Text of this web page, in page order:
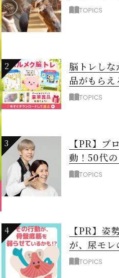
注目！愛犬
TOPICS
2
脳トレしな
品がもらえ
なアプリ「
TOPICS
3
【PR】プ
動！50代
ない黄ぐす
TOPICS
4
【PR】姿
が、尿モレ
因！？ 骨
TOPICS